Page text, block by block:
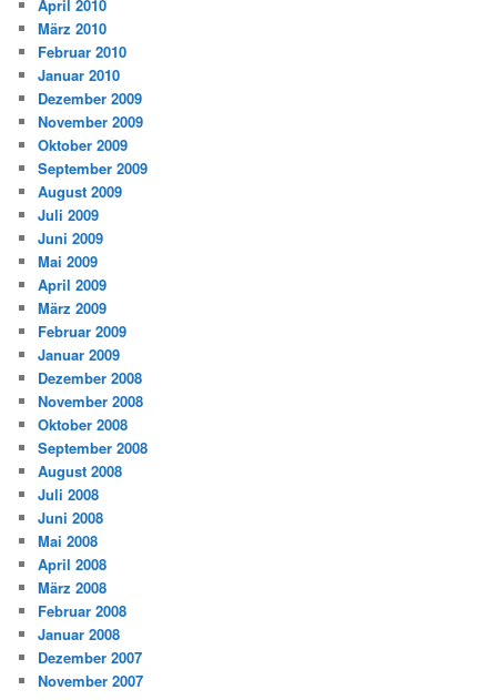
April 2010
März 2010
Februar 2010
Januar 2010
Dezember 2009
November 2009
Oktober 2009
September 2009
August 2009
Juli 2009
Juni 2009
Mai 2009
April 2009
März 2009
Februar 2009
Januar 2009
Dezember 2008
November 2008
Oktober 2008
September 2008
August 2008
Juli 2008
Juni 2008
Mai 2008
April 2008
März 2008
Februar 2008
Januar 2008
Dezember 2007
November 2007